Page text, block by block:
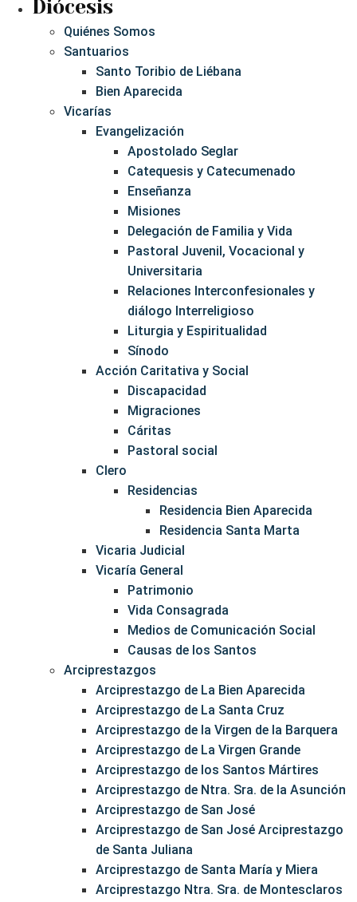
Diócesis
Quiénes Somos
Santuarios
Santo Toribio de Liébana
Bien Aparecida
Vicarías
Evangelización
Apostolado Seglar
Catequesis y Catecumenado
Enseñanza
Misiones
Delegación de Familia y Vida
Pastoral Juvenil, Vocacional y
Universitaria
Relaciones Interconfesionales y
diálogo Interreligioso
Liturgia y Espiritualidad
Sínodo
Acción Caritativa y Social
Discapacidad
Migraciones
Cáritas
Pastoral social
Clero
Residencias
Residencia Bien Aparecida
Residencia Santa Marta
Vicaria Judicial
Vicaría General
Patrimonio
Vida Consagrada
Medios de Comunicación Social
Causas de los Santos
Arciprestazgos
Arciprestazgo de La Bien Aparecida
Arciprestazgo de La Santa Cruz
Arciprestazgo de la Virgen de la Barquera
Arciprestazgo de La Virgen Grande
Arciprestazgo de los Santos Mártires
Arciprestazgo de Ntra. Sra. de la Asunción
Arciprestazgo de San José
Arciprestazgo de San José Arciprestazgo
de Santa Juliana
Arciprestazgo de Santa María y Miera
Arciprestazgo Ntra. Sra. de Montesclaros